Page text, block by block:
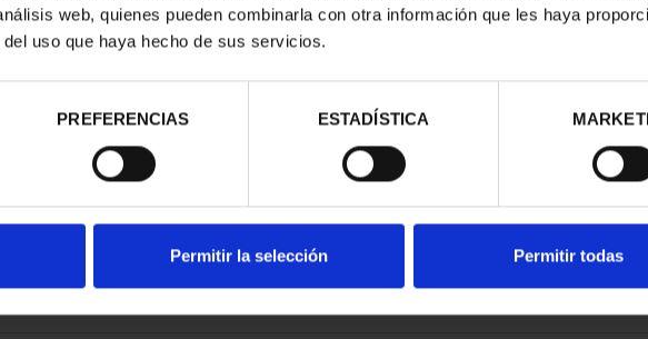
web, quienes pueden combinarla con otra información que les haya
uso que haya hecho de sus servicios.
PREFERENCIAS ESTADÍSTICA
Permitir la selección Permitir todas
DE
COLE...